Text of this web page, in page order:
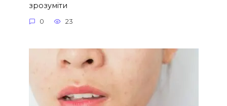
зрозуміти
0 23